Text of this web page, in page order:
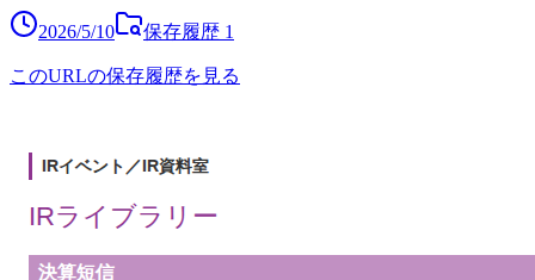
2026/5/10 保存履歴 1
このURLの保存履歴を見る